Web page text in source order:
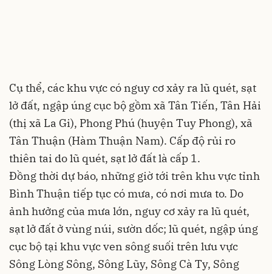
Cụthể, các khu vực có nguy cơ xảy ra lũ quét, sạt
lở đất, ngập úng cục bộ gồmxã Tân Tiến, Tân Hải
(thị xã La Gi), Phong Phú (huyện Tuy Phong), xã
Tân Thuận (Hàm Thuận Nam). Cấp độ rủi ro
thiên tai do lũ quét, sạt lở đấtlà cấp 1.
Đồngthời dự báo, những giờ tới trên khu vực tỉnh
Bình Thuận tiếp tục có mưa, có nơi mưa to. Do
ảnh hưởng của mưa lớn, nguy cơ xảy ra lũ quét,
sạt lở đất ở vùng núi, sườn dốc; lũ quét, ngập úng
cục bộ tại khu vực ven sông suối trên lưu vực
Sông Lòng Sông, Sông Lũy, Sông Cà Ty, Sông